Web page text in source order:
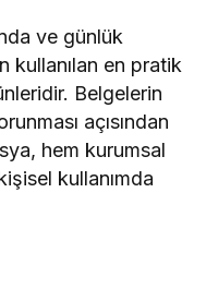
ve günlük
kullanılan en pratik
Belgelerin
açısından
hem kurumsal
kullanımda